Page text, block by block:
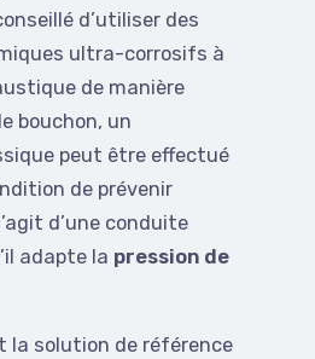
d’utiliser des
ultra-corrosifs à
de manière
bouchon, un
peut être effectué
de prévenir
d’une conduite
adapte la pression de
la solution de référence